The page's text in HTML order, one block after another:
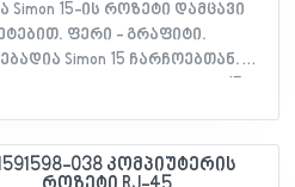
Simon 15-ის როზეტი დამცავი
ფერი - გრაფიტი.
Simon 15 ჩარჩოებთან.
ჩამკეტებით - მექანიზმის